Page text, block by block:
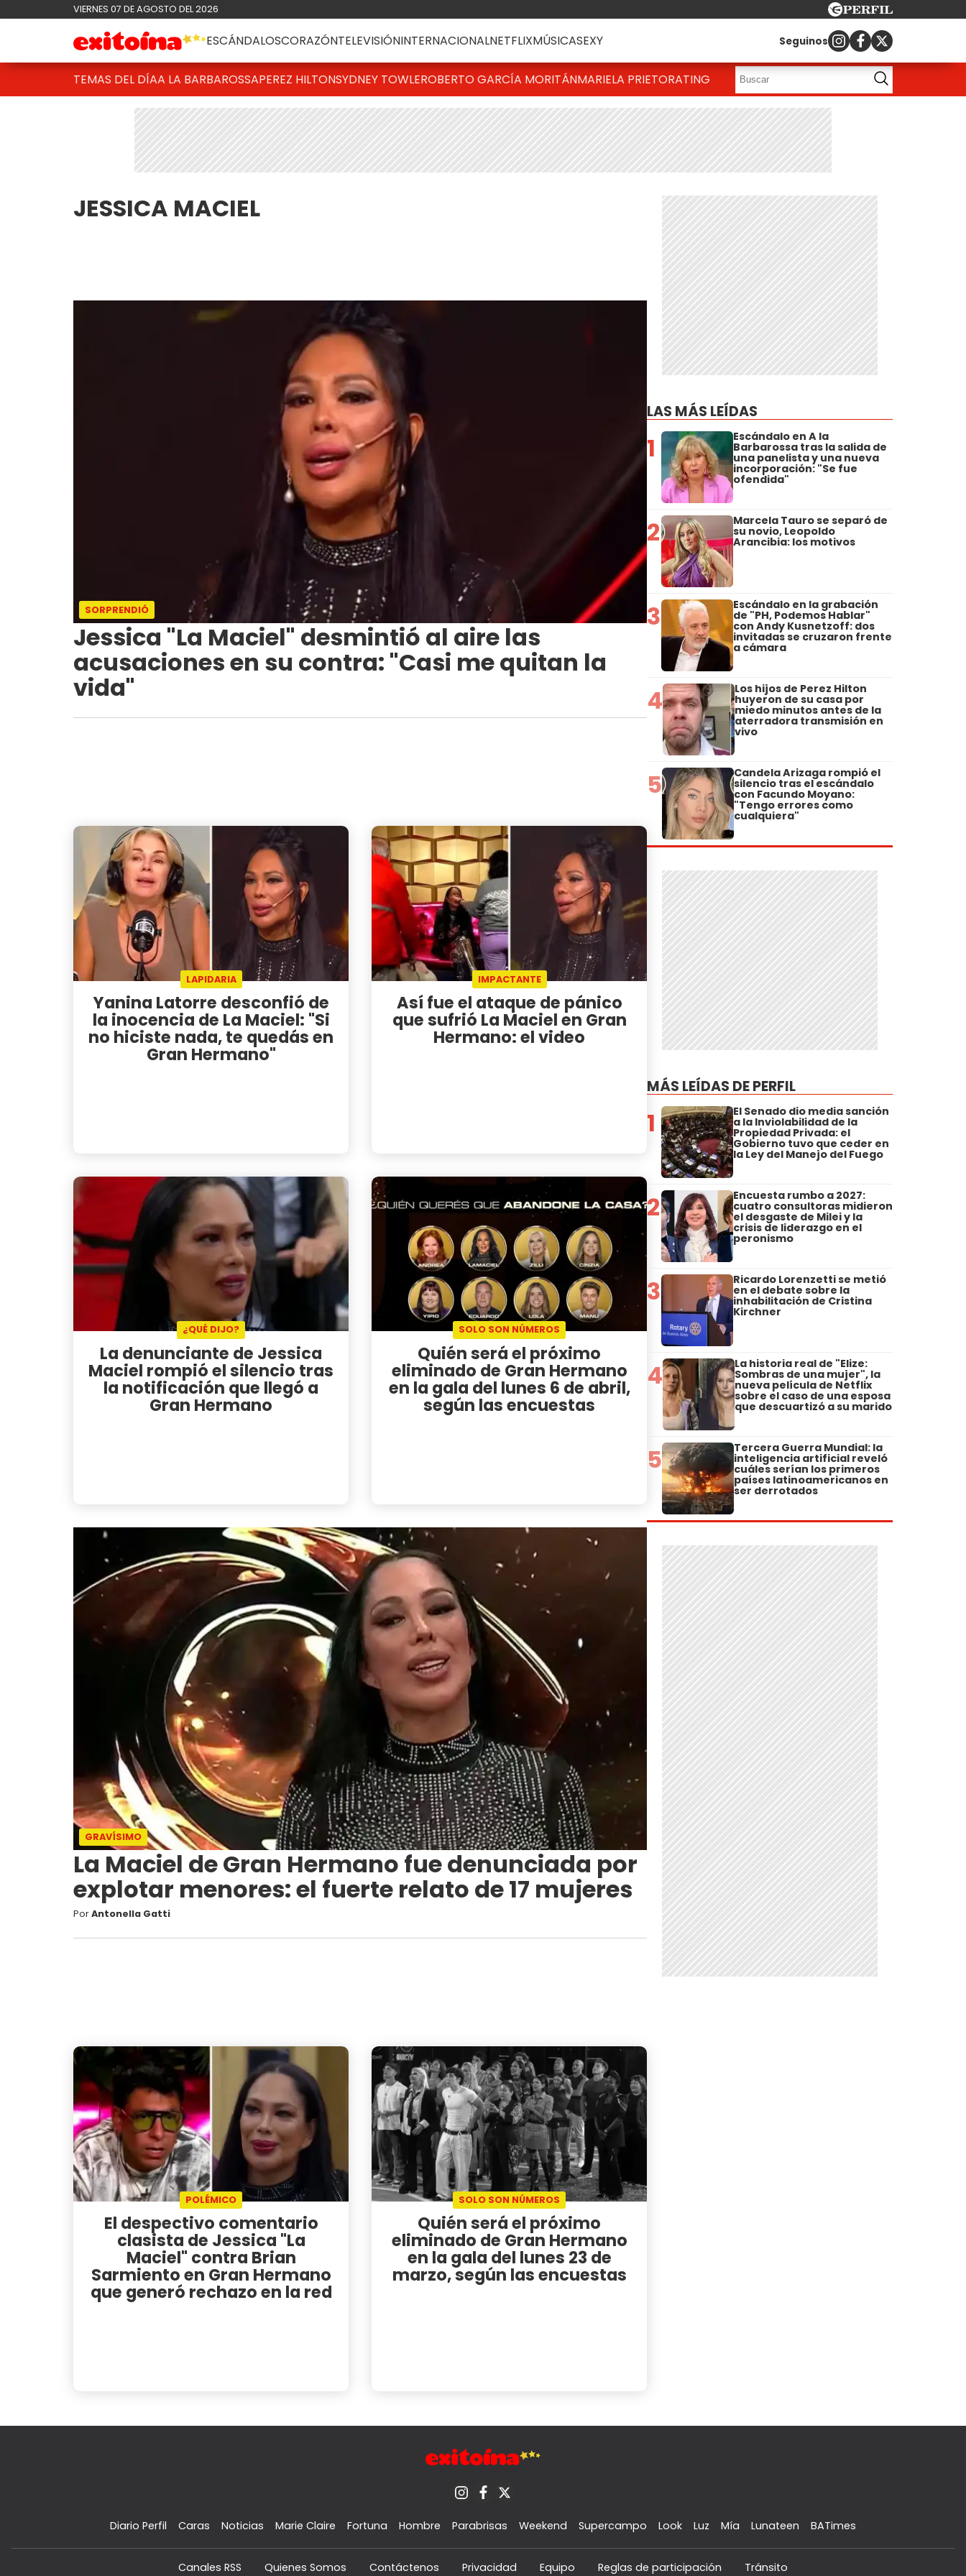
VIERNES 07 DE AGOSTO DEL 2026
ESCÁNDALOSCORAZÓNTELEVISIÓNINTERNACIONALNETFLIXMÚSICASEXY Seguinos
TEMAS DEL DÍAA LA BARBAROSSAPEREZ HILTONSYDNEY TOWLEROBERTO GARCÍA MORITÁNMARIELA PRIETORATING
JESSICA MACIEL
SORPRENDIÓ
Jessica "La Maciel" desmintió al aire las
acusaciones en su contra: "Casi me quitan la
vida"
LAPIDARIA
Yanina Latorre desconfió de
la inocencia de La Maciel: "Si
no hiciste nada, te quedás en
Gran Hermano"
IMPACTANTE
Así fue el ataque de pánico
que sufrió La Maciel en Gran
Hermano: el video
¿QUÉ DIJO?
La denunciante de Jessica
Maciel rompió el silencio tras
la notificación que llegó a
Gran Hermano
SOLO SON NÚMEROS
Quién será el próximo
eliminado de Gran Hermano
en la gala del lunes 6 de abril,
según las encuestas
GRAVÍSIMO
La Maciel de Gran Hermano fue denunciada por
explotar menores: el fuerte relato de 17 mujeres
PorAntonella Gatti
POLÉMICO
El despectivo comentario
clasista de Jessica "La
Maciel" contra Brian
Sarmiento en Gran Hermano
que generó rechazo en la red
SOLO SON NÚMEROS
Quién será el próximo
eliminado de Gran Hermano
en la gala del lunes 23 de
marzo, según las encuestas
LAS MÁS LEÍDAS
1 Escándalo en A la
Barbarossa tras la salida de
una panelista y una nueva
incorporación: "Se fue
ofendida"
2 Marcela Tauro se separó de
su novio, Leopoldo
Arancibia: los motivos
3 Escándalo en la grabación
de "PH, Podemos Hablar"
con Andy Kusnetzoff: dos
invitadas se cruzaron frente
a cámara
4 Los hijos de Perez Hilton
huyeron de su casa por
miedo minutos antes de la
aterradora transmisión en
vivo
5 Candela Arizaga rompió el
silencio tras el escándalo
con Facundo Moyano:
"Tengo errores como
cualquiera"
MÁS LEÍDAS DE PERFIL
1 El Senado dio media sanción
a la Inviolabilidad de la
Propiedad Privada: el
Gobierno tuvo que ceder en
la Ley del Manejo del Fuego
2 Encuesta rumbo a 2027:
cuatro consultoras midieron
el desgaste de Milei y la
crisis de liderazgo en el
peronismo
3 Ricardo Lorenzetti se metió
en el debate sobre la
inhabilitación de Cristina
Kirchner
4 La historia real de "Elize:
Sombras de una mujer", la
nueva película de Netflix
sobre el caso de una esposa
que descuartizó a su marido
5 Tercera Guerra Mundial: la
inteligencia artificial reveló
cuáles serían los primeros
países latinoamericanos en
ser derrotados
Diario Perfil Caras Noticias Marie Claire Fortuna Hombre Parabrisas Weekend Supercampo Look Luz Mía Lunateen BATimes
Canales RSS Quienes Somos Contáctenos Privacidad Equipo Reglas de participación Tránsito